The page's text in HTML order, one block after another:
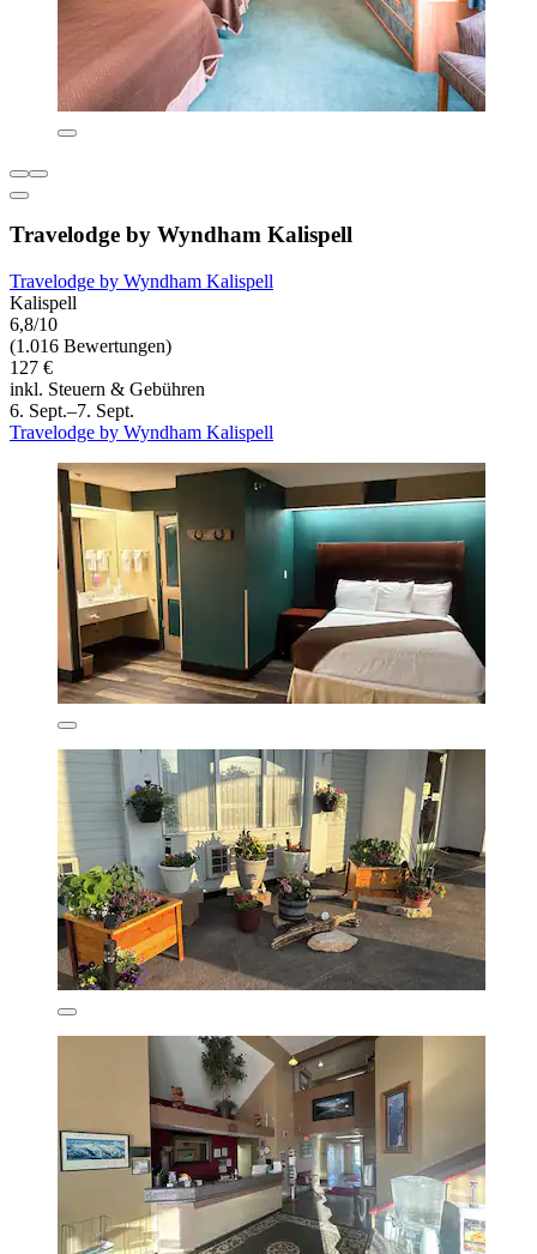
Travelodge by Wyndham Kalispell
Travelodge by Wyndham Kalispell
Kalispell
6,8/10
(1.016 Bewertungen)
127 €
inkl. Steuern & Gebühren
6. Sept.–7. Sept.
Travelodge by Wyndham Kalispell